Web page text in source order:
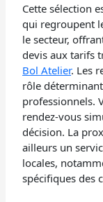
Cette sélection
qui regroupent
le secteur,
devis aux tarifs
Bol Atelier. Les
rôle
professionnels.
rendez-vous
décision. La
ailleurs un
locales,
spécifiques des